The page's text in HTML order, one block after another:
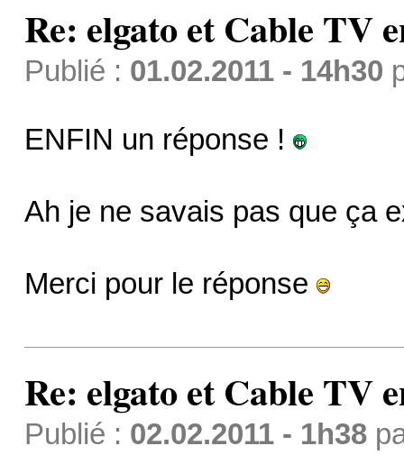
Re: elgato et Cable TV
Publié : 01.02.2011 - 14h30
ENFIN un réponse !
Ah je ne savais pas que ça
Merci pour le réponse
Re: elgato et Cable TV
Publié : 02.02.2011 - 1h38